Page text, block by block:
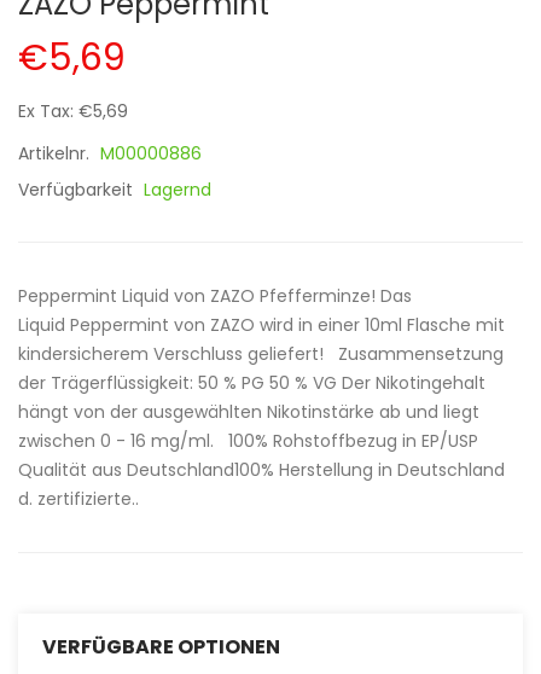
€5,69
Ex Tax: €5,69
Artikelnr. M00000886
Verfügbarkeit Lagernd
Peppermint Liquid von ZAZO Pfefferminze! Das
Liquid Peppermint von ZAZO wird in einer 10ml Flasche mit
kindersicherem Verschluss geliefert! Zusammensetzung
der Trägerflüssigkeit: 50 % PG 50 % VG Der Nikotingehalt
hängt von der ausgewählten Nikotinstärke ab und liegt
zwischen 0 - 16 mg/ml. 100% Rohstoffbezug in EP/USP
Qualität aus Deutschland100% Herstellung in Deutschland
d. zertifizierte..
VERFÜGBARE OPTIONEN